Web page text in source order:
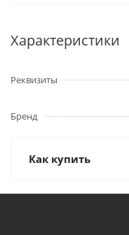
Характеристики
Реквизиты
Бренд
Как купить